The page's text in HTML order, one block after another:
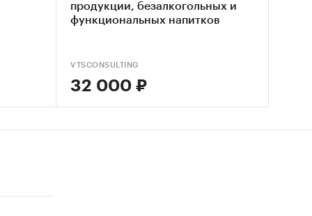
продукции, безалкогольных и
функциональных напитков
VTSCONSULTING
32 000 ₽